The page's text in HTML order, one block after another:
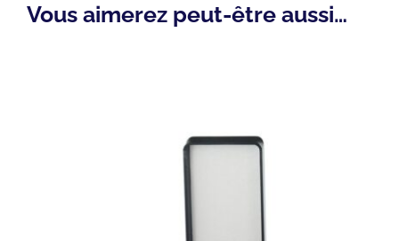
Vous aimerez peut-être aussi…